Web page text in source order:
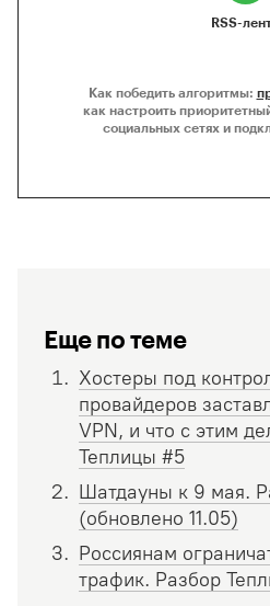
RSS-
Как победить алгоритмы:
как настроить
социальных сетях и
Еще по теме
Хостеры под
провайдеров
VPN, и что с этим
Теплицы #5
Шатдауны к 9 мая.
(обновлено 11.05)
Россиянам
трафик. Разбор